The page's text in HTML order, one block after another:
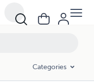
Categories